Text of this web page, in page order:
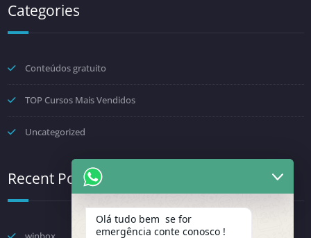
Categories
Conteúdos gratuito
TOP Cursos Mais Vendidos
Uncategorized
Recent Posts
Olá tudo bem se for
emergência conte conosco !